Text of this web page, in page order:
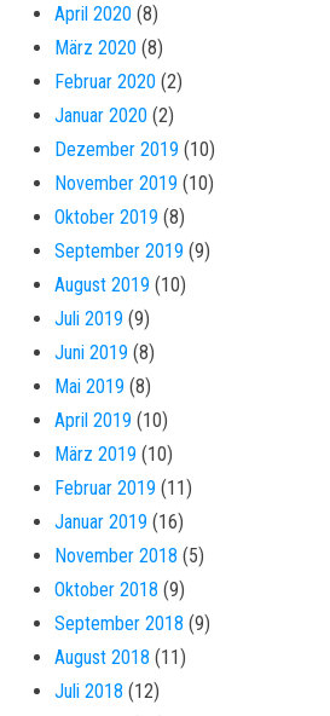
April 2020 (8)
März 2020 (8)
Februar 2020 (2)
Januar 2020 (2)
Dezember 2019 (10)
November 2019 (10)
Oktober 2019 (8)
September 2019 (9)
August 2019 (10)
Juli 2019 (9)
Juni 2019 (8)
Mai 2019 (8)
April 2019 (10)
März 2019 (10)
Februar 2019 (11)
Januar 2019 (16)
November 2018 (5)
Oktober 2018 (9)
September 2018 (9)
August 2018 (11)
Juli 2018 (12)